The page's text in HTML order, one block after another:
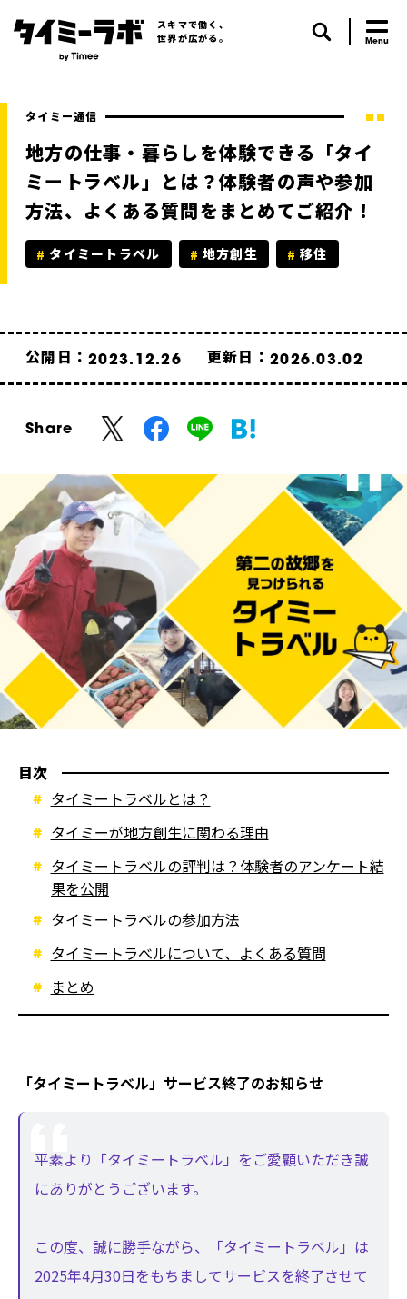
スキマで働く、
世界が広がる。
タイミー通信
地方の仕事・暮らしを体験できる「タイ
ミートラベル」とは？体験者の声や参加
方法、よくある質問をまとめてご紹介！
タイミートラベル 地方創生 移住
公開日：2023.12.26 更新日：2026.03.02
Share
目次
タイミートラベルとは？
タイミーが地方創生に関わる理由
タイミートラベルの評判は？体験者のアンケート結
果を公開
タイミートラベルの参加方法
タイミートラべルについて、よくある質問
まとめ
「タイミートラベル」サービス終了のお知らせ
平素より「タイミートラベル」をご愛顧いただき誠
にありがとうございます。
この度、誠に勝手ながら、「タイミートラベル」は
2025年4月30日をもちましてサービスを終了させて